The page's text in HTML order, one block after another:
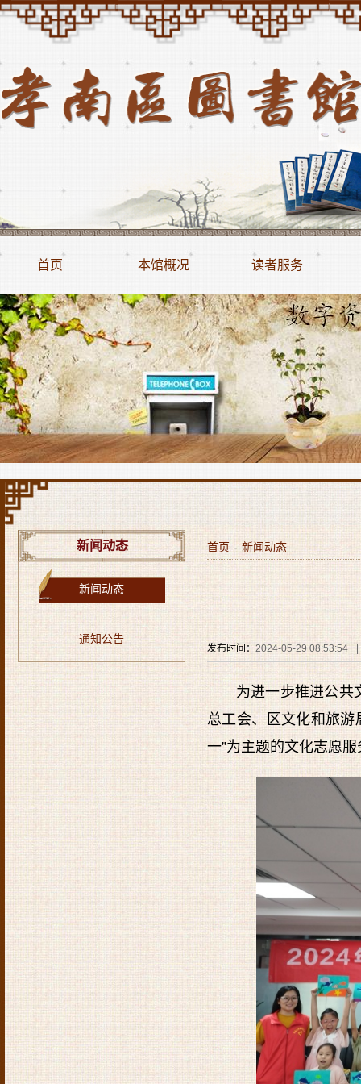
首页 本馆概况 读者服务
新闻动态
新闻动态
通知公告
首页 - 新闻动态
发布时间： 2024-05-29 08:53:54
为进一步推进公共
总工会、区文化和旅游
一”为主题的文化志愿